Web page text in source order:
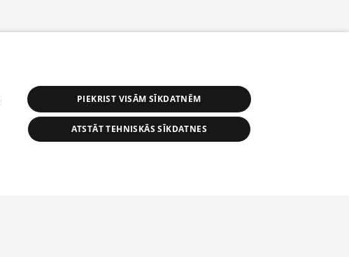
PIEKRIST VISĀM SĪKDATNĒM
ATSTĀT TEHNISKĀS SĪKDATNES